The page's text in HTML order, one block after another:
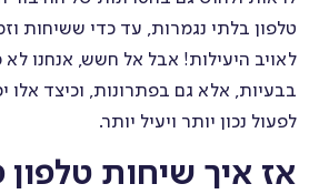
גיוס וקליטת עובדים
הכשרת עובדים
טלפון בלתי נגמרות, עד כדי ששיחות
לאויב היעילות! אבל אל חשש, אנחנו
בבעיות, אלא גם בפתרונות, וכיצד אלו
לפעול נכון יותר ויעיל יותר.
אז איך שיחות טלפון